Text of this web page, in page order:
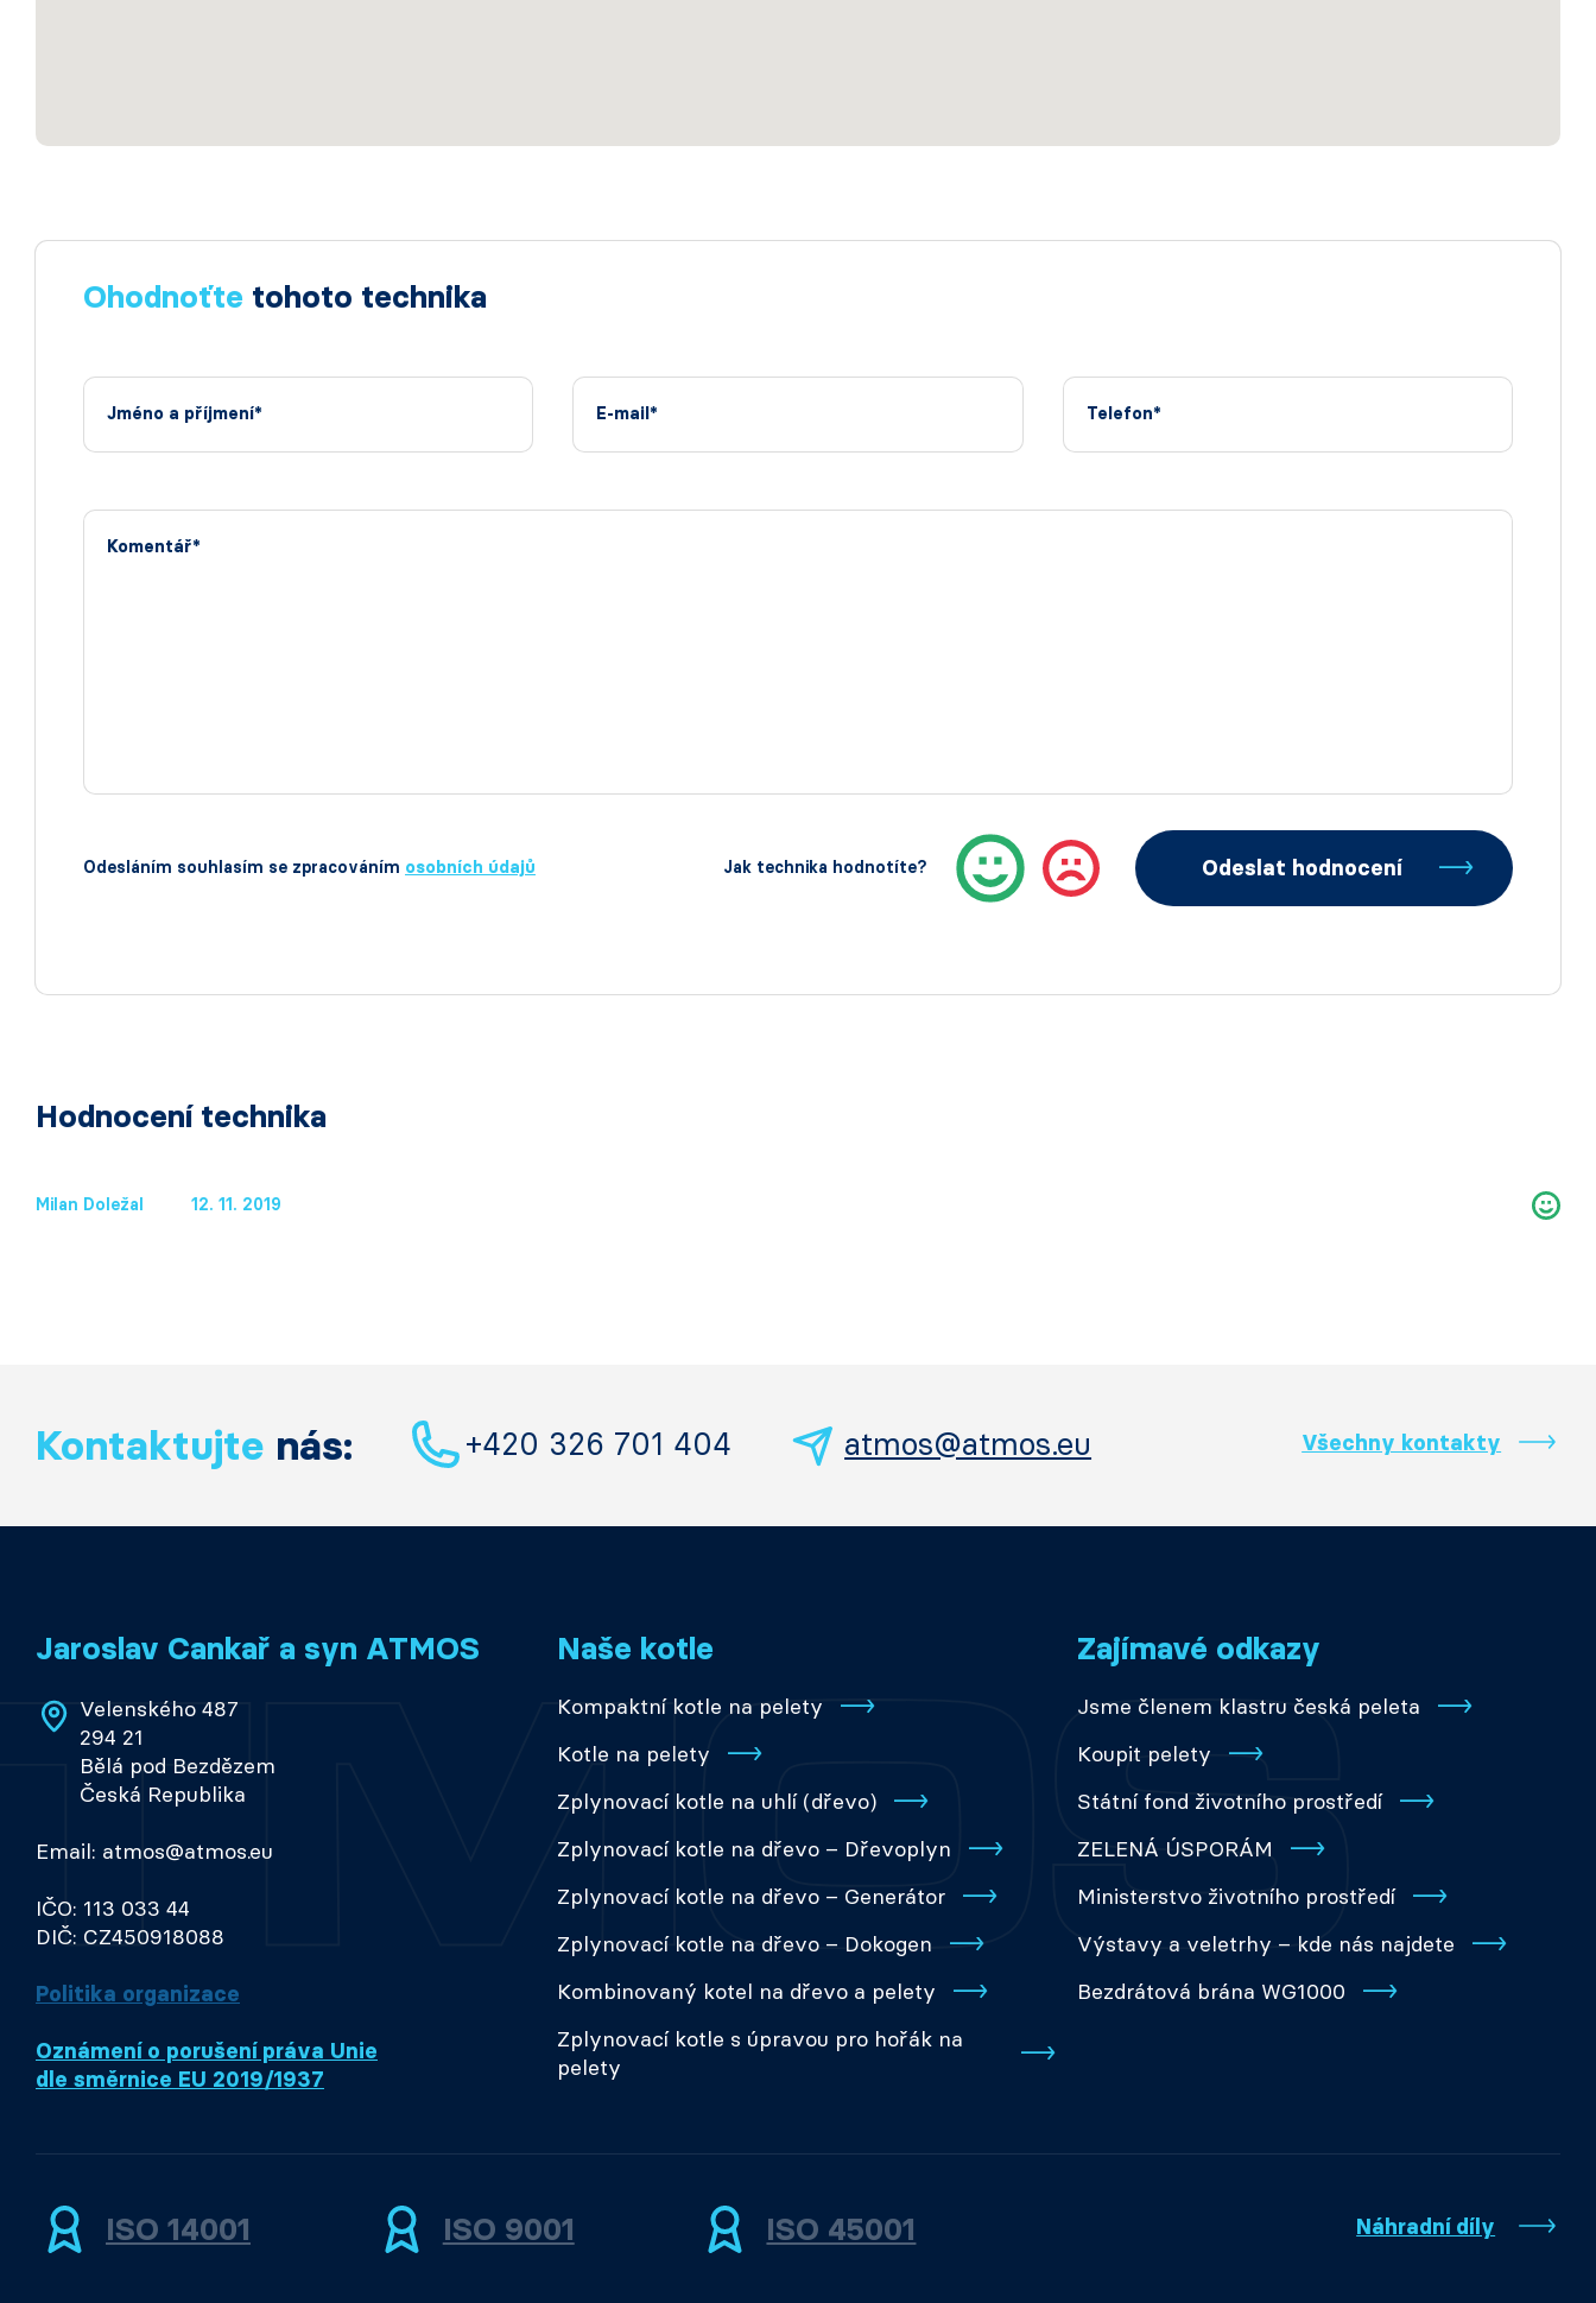
Ohodnoťte tohoto technika
Jméno a příjmení* E-mail* Telefon*
Komentář*
Odesláním souhlasím se zpracováním osobních údajů Jak technika hodnotíte? Odeslat hodnocení
Hodnocení technika
Milan Doležal 12. 11. 2019
Kontaktujte nás: +420 326 701 404 atmos@atmos.eu Všechny kontakty
Jaroslav Cankař a syn ATMOS
Velenského 487
294 21
Bělá pod Bezdězem
Česká Republika
Email: atmos@atmos.eu
IČO: 113 033 44
DIČ: CZ450918088
Politika organizace
Oznámení o porušení práva Unie
dle směrnice EU 2019/1937
Naše kotle
Kompaktní kotle na pelety
Kotle na pelety
Zplynovací kotle na uhlí (dřevo)
Zplynovací kotle na dřevo – Dřevoplyn
Zplynovací kotle na dřevo – Generátor
Zplynovací kotle na dřevo – Dokogen
Kombinovaný kotel na dřevo a pelety
Zplynovací kotle s úpravou pro hořák na
pelety
Zajímavé odkazy
Jsme členem klastru česká peleta
Koupit pelety
Státní fond životního prostředí
ZELENÁ ÚSPORÁM
Ministerstvo životního prostředí
Výstavy a veletrhy – kde nás najdete
Bezdrátová brána WG1000
ISO 14001 ISO 9001 ISO 45001 Náhradní díly